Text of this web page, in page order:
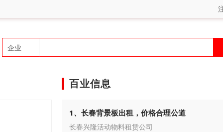
百业信息
1、长春背景板出租，价格合理公道
长春兴隆活动物料租赁公司